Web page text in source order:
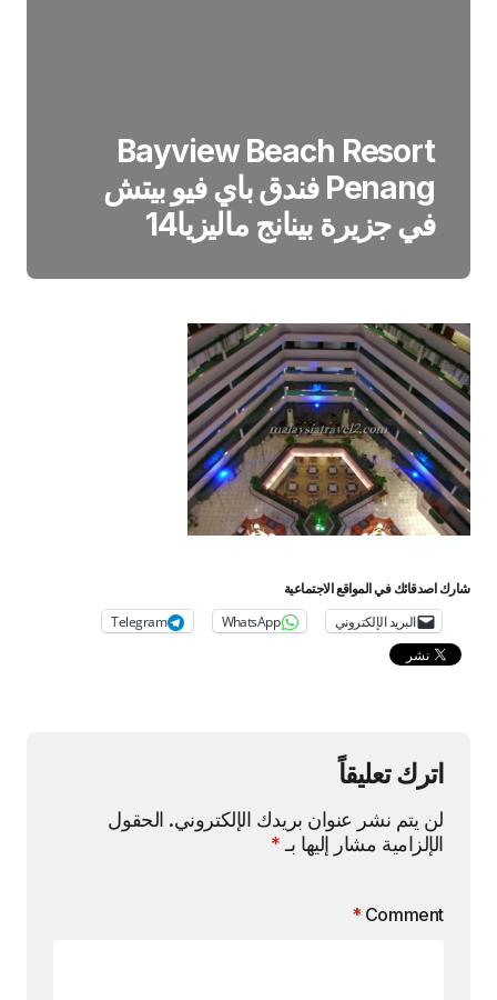
Bayview Beach Resort
Penang فندق باي فيو بيتش
في جزيرة بينانج ماليزيا14
شارك اصدقائك في المواقع الاجتماعية
البريد الإلكتروني WhatsApp
Telegram
اترك تعليقاً
لن يتم نشر عنوان بريدك الإلكتروني. الحقول
الإلزامية مشار إليها بـ*
Comment
*